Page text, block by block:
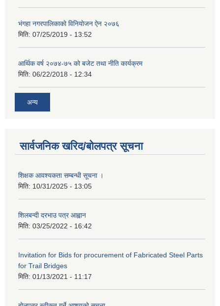
भंगहा नगरपालिकाको विनियोजन ऐन २०७६
मिति: 07/25/2019 - 13:52
आर्थिक वर्ष २०७४-७५ को बजेट तथा नीति कार्यक्रम
मिति: 06/22/2018 - 12:34
अन्य
सार्वजनिक खरिद/बोलपत्र सूचना
शिक्षक आवश्यकता सम्बन्धी सूचना ।
मिति: 10/31/2025 - 13:05
शिलबन्दी दरभाउ पत्र आह्वान
मिति: 03/25/2022 - 16:42
Invitation for Bids for procurement of Fabricated Steel Parts
for Trail Bridges
मिति: 01/13/2021 - 11:17